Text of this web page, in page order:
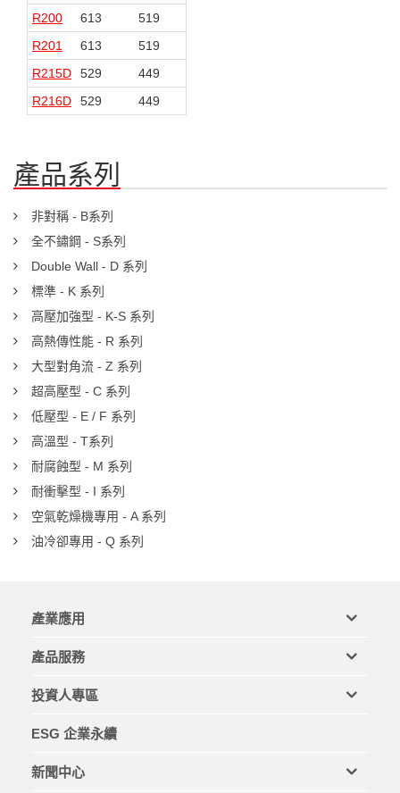
R200
613 519
R201
613 519
R215D
529 449
R216D
529 449
產品系列
非對稱 - B系列
全不鏽鋼 - S系列
Double Wall - D 系列
標準 - K 系列
高壓加強型 - K-S 系列
高熱傳性能 - R 系列
大型對角流 - Z 系列
超高壓型 - C 系列
低壓型 - E / F 系列
高溫型 - T系列
耐腐蝕型 - M 系列
耐衝擊型 - I 系列
空氣乾燥機專用 - A 系列
油冷卻專用 - Q 系列
產業應用
產品服務
投資人專區
ESG 企業永續
新聞中心